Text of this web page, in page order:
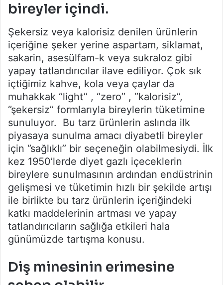
bireyler içindi.
Şekersiz veya kalorisiz denilen ürünlerin
içeriğine şeker yerine aspartam, siklamat,
sakarin, asesülfam-k veya sukraloz gibi
yapay tatlandırıcılar ilave ediliyor. Çok sık
içtiğimiz kahve, kola veya çaylar da
muhakkak ‘’light’’ , ‘’zero’’ , ‘’kalorisiz’’,
‘’şekersiz’’ formlarıyla bireylerin tüketimine
sunuluyor. Bu tarz ürünlerin aslında ilk
piyasaya sunulma amacı diyabetli bireyler
için ‘’sağlıklı’’ bir seçeneğin olabilmesiydi. İlk
kez 1950’lerde diyet gazlı içeceklerin
bireylere sunulmasının ardından endüstrinin
gelişmesi ve tüketimin hızlı bir şekilde artışı
ile birlikte bu tarz ürünlerin içeriğindeki
katkı maddelerinin artması ve yapay
tatlandırıcıların sağlığa etkileri hala
günümüzde tartışma konusu.
Diş minesinin erimesine